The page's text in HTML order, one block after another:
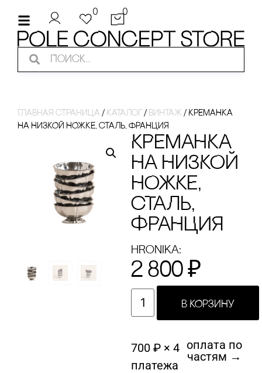
0 0
Главная страница / Каталог / винтаж / КРЕМАНКА
НА НИЗКОЙ НОЖКЕ, сТАЛЬ, ФРАНЦИЯ
КРЕМАНКА
НА НИЗКОЙ
НОЖКЕ,
сТАЛЬ,
ФРАНЦИЯ
hronika:
2 800 ₽
В КОРЗИНУ
700 ₽ × 4
платежа
оплата по
частям →